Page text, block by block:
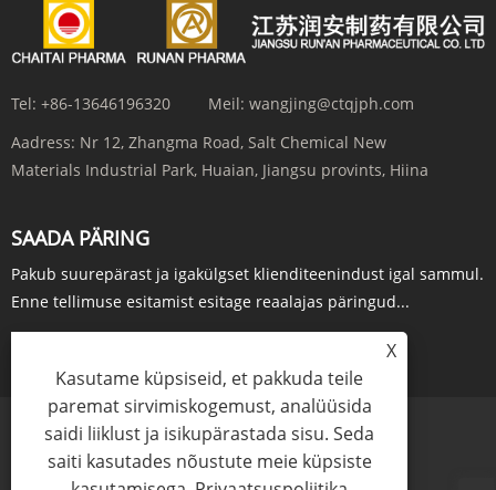
Tel: +86-13646196320 Meil: wangjing@ctqjph.com
Aadress: Nr 12, Zhangma Road, Salt Chemical New
Materials Industrial Park, Huaian, Jiangsu provints, Hiina
SAADA PÄRING
Pakub suurepärast ja igakülgset klienditeenindust igal sammul.
Enne tellimuse esitamist esitage reaalajas päringud...
Links Sitemap Privaatsuspoliitika
X
Kasutame küpsiseid, et pakkuda teile
paremat sirvimiskogemust, analüüsida
saidi liiklust ja isikupärastada sisu. Seda
saiti kasutades nõustute meie küpsiste